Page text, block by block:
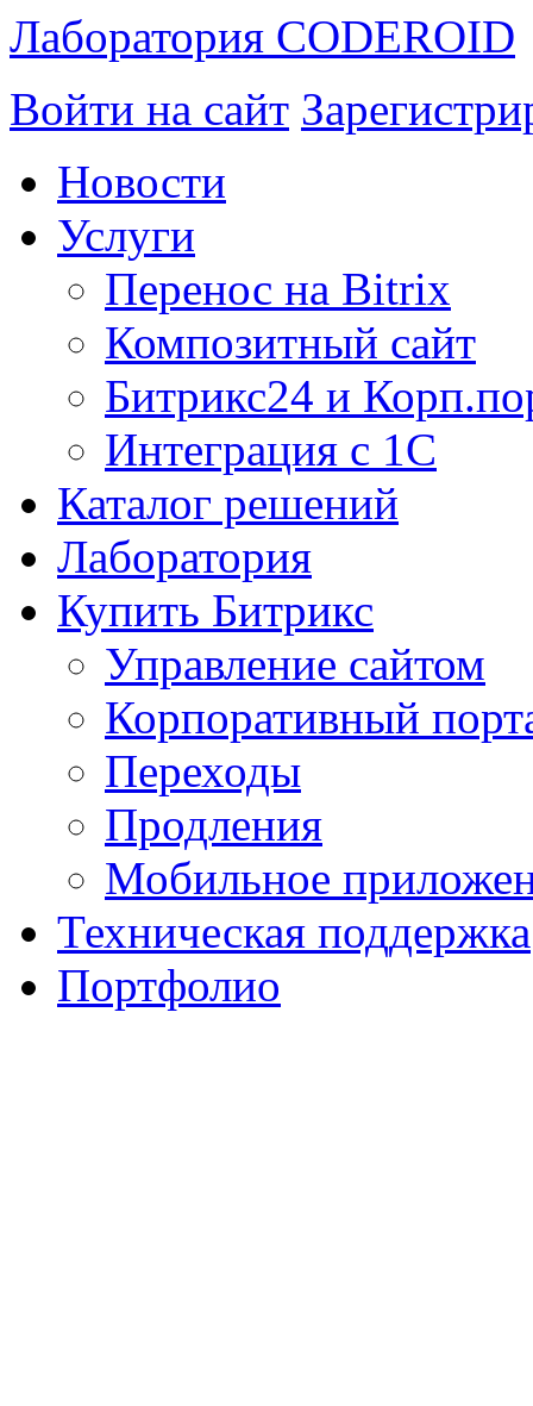
Лаборатория CODEROID
Войти на сайт
Новости
Услуги
Перенос на Bitrix
Композитный сайт
Битрикс24 и
Интеграция с 1С
Каталог решений
Лаборатория
Купить Битрикс
Управление сайтом
Корпоративный
Переходы
Продления
Мобильное
Техническая поддержка
Портфолио